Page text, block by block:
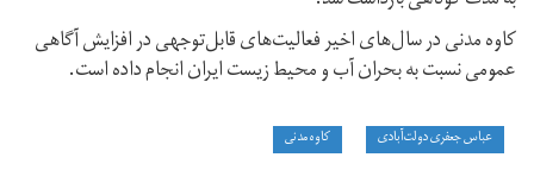
کاوه مدنی در سال‌های اخیر فعالیت‌های قابل‌توجهی در افزایش آگاهی
عمومی نسبت به بحران آب و محیط زیست ایران انجام داده است.
عباس جعفری دولت‌آبادی کاوه مدنی